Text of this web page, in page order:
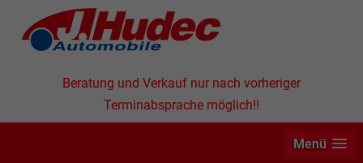
Beratung und Verkauf nur nach vorheriger
Terminabsprache möglich!!
Menü